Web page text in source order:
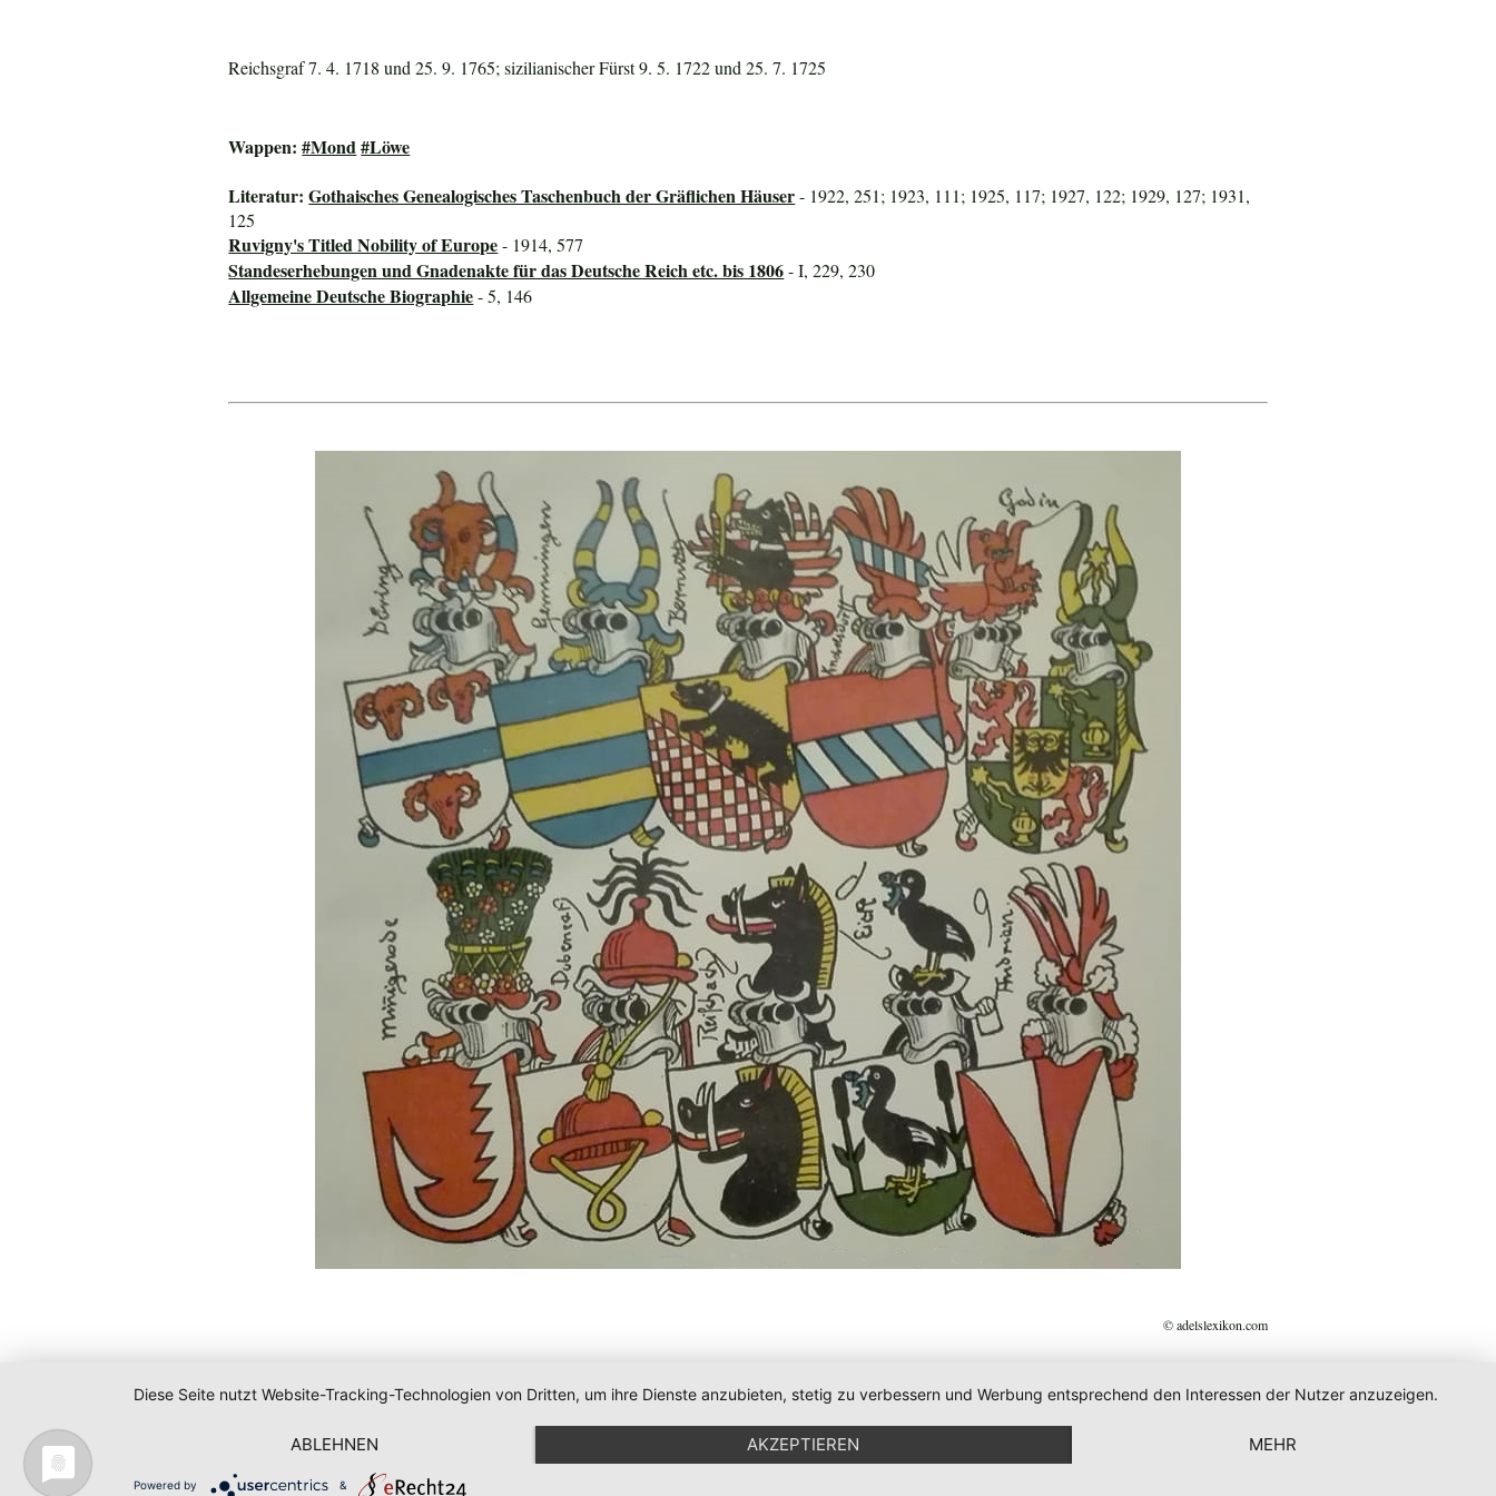
Reichsgraf 7. 4. 1718 und 25. 9. 1765; sizilianischer Fürst 9. 5. 1722 und 25. 7. 1725
Wappen:#Mond #Löwe
Literatur:Gothaisches Genealogisches Taschenbuch der Gräflichen Häuser- 1922, 251; 1923, 111; 1925, 117; 1927, 122; 1929, 127; 1931,
125
Ruvigny's Titled Nobility of Europe- 1914, 577
Standeserhebungen und Gnadenakte für das Deutsche Reich etc. bis 1806- I, 229, 230
Allgemeine Deutsche Biographie- 5, 146
© adelslexikon.com
Diese Seite nutzt Website-Tracking-Technologien von Dritten, um ihre Dienste anzubieten, stetig zu verbessern und Werbung entsprechend den Interessen der Nutzer anzuzeigen.
ABLEHNEN AKZEPTIEREN MEHR
Powered by &